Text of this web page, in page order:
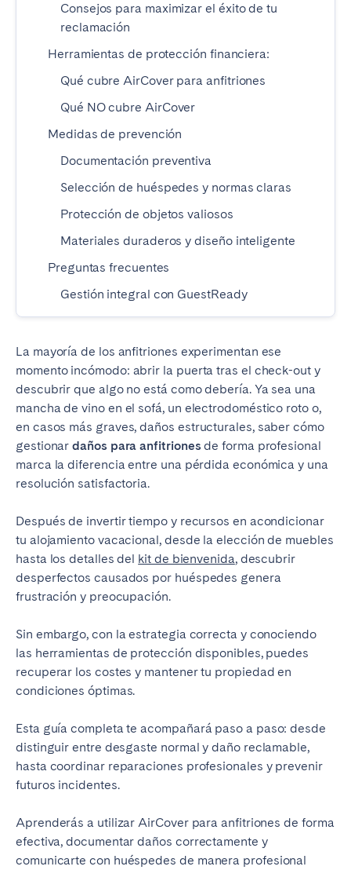
Consejos para maximizar el éxito de tu
reclamación
Herramientas de protección financiera:
Qué cubre AirCover para anfitriones
Qué NO cubre AirCover
Medidas de prevención
Documentación preventiva
Selección de huéspedes y normas claras
Protección de objetos valiosos
Materiales duraderos y diseño inteligente
Preguntas frecuentes
Gestión integral con GuestReady
La mayoría de los anfitriones experimentan ese
momento incómodo: abrir la puerta tras el check-out y
descubrir que algo no está como debería. Ya sea una
mancha de vino en el sofá, un electrodoméstico roto o,
en casos más graves, daños estructurales, saber cómo
gestionardaños para anfitriones de forma profesional
marca la diferencia entre una pérdida económica y una
resolución satisfactoria.
Después de invertir tiempo y recursos en acondicionar
tu alojamiento vacacional, desde la elección de muebles
hasta los detalles del kit de bienvenida, descubrir
desperfectos causados por huéspedes genera
frustración y preocupación.
Sin embargo, con la estrategia correcta y conociendo
las herramientas de protección disponibles, puedes
recuperar los costes y mantener tu propiedad en
condiciones óptimas.
Esta guía completa te acompañará paso a paso: desde
distinguir entre desgaste normal y daño reclamable,
hasta coordinar reparaciones profesionales y prevenir
futuros incidentes.
Aprenderás a utilizar AirCover para anfitriones de forma
efectiva, documentar daños correctamente y
comunicarte con huéspedes de manera profesional
Córdoba
Granada
CANARIAS
El Hierro
Fuerteventura
Gran Canaria
La Gomera
Bern
Geneva
UNITED ARAB EMIRATES
UNITED KINGDOM
Bath
Birmingham
Bristol
Liverpool
London
Manchester
Edinburgh
WALES
PORTUGAL
Beja
Braga
Coimbra
Évora